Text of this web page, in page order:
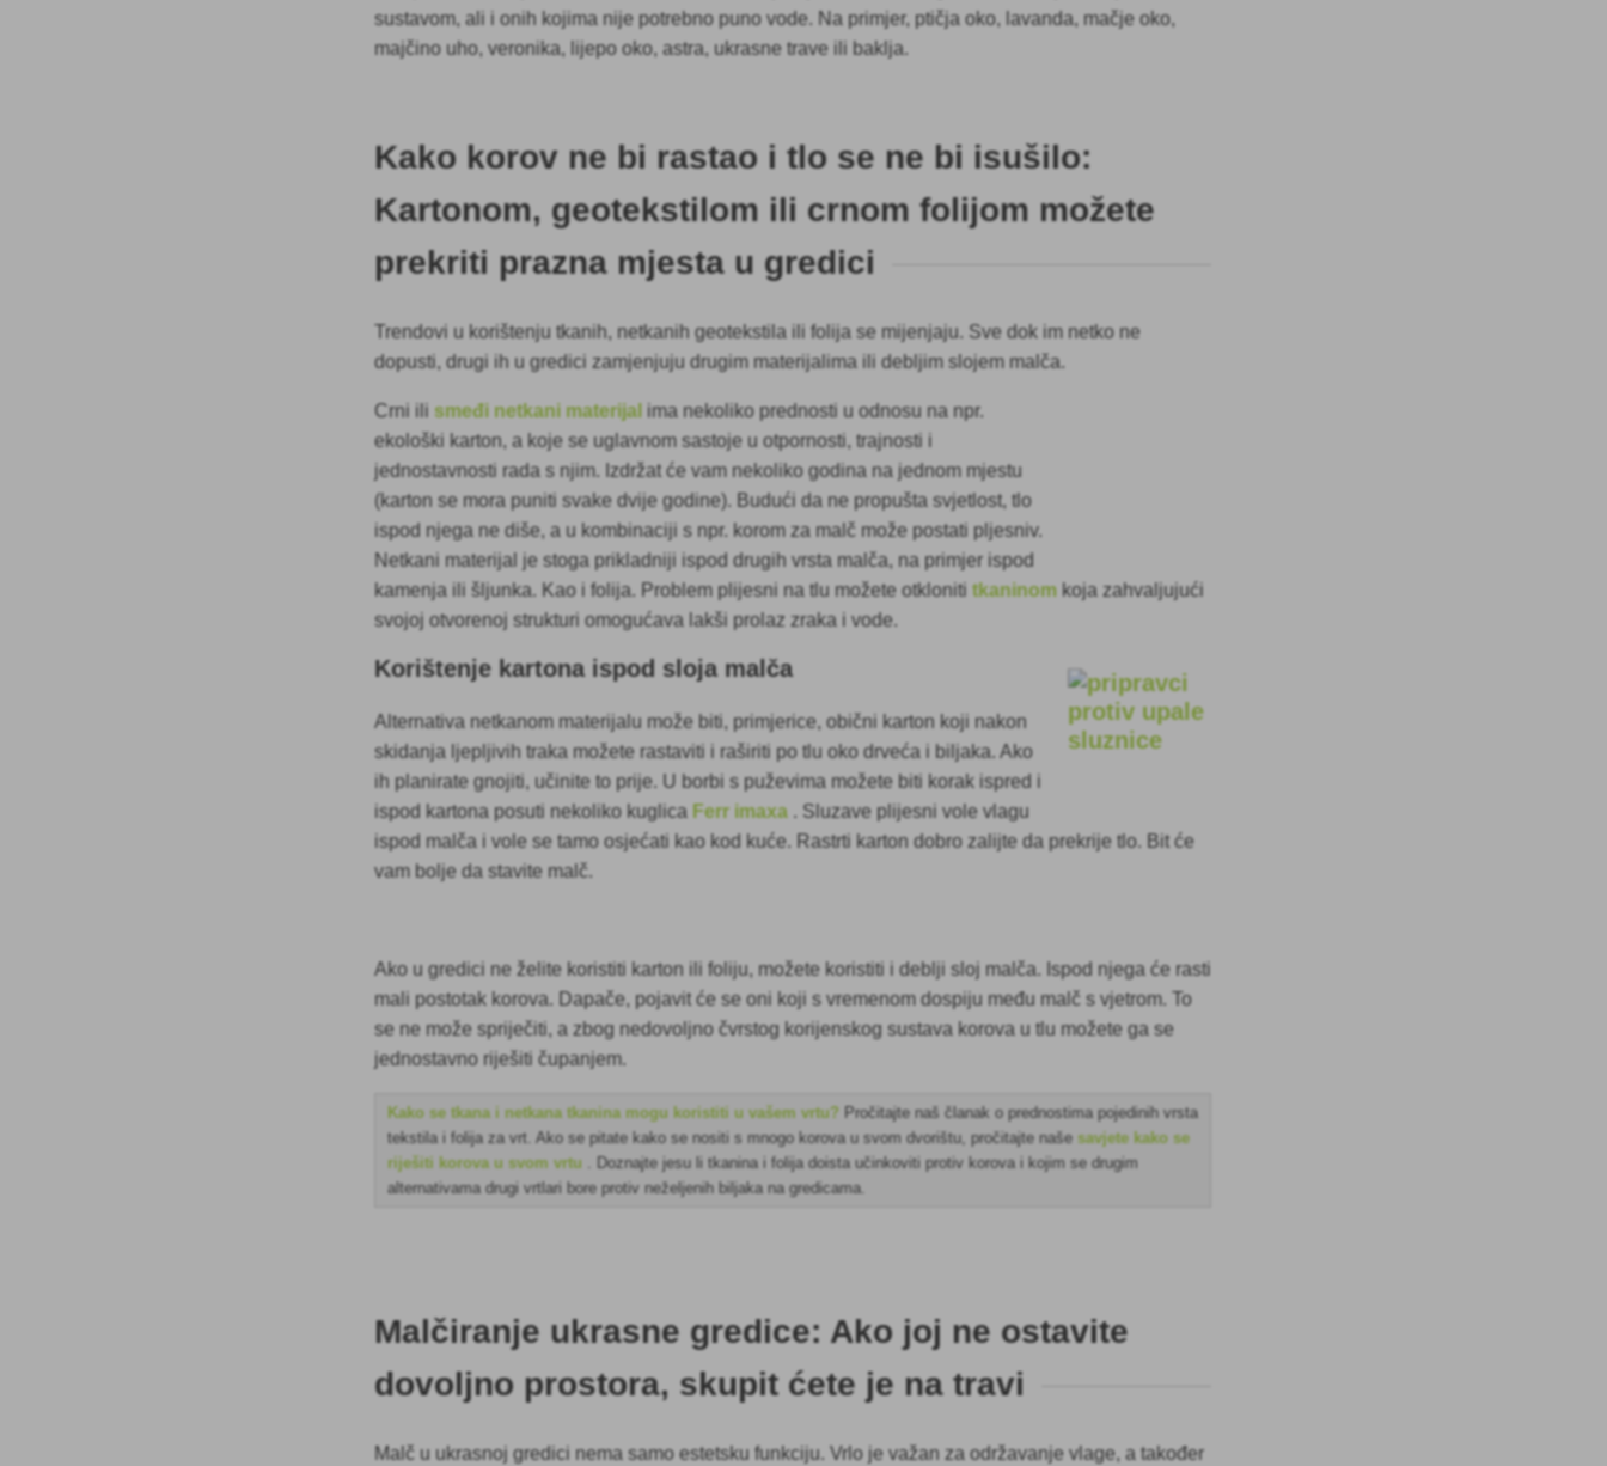
sustavom, ali i onih kojima nije potrebno puno vode. Na primjer, ptičja oko, lavanda, mačje oko,
majčino uho, veronika, lijepo oko, astra, ukrasne trave ili baklja.
Kako korov ne bi rastao i tlo se ne bi isušilo:
Kartonom, geotekstilom ili crnom folijom možete
prekriti prazna mjesta u gredici
Trendovi u korištenju tkanih, netkanih geotekstila ili folija se mijenjaju. Sve dok im netko ne
dopusti, drugi ih u gredici zamjenjuju drugim materijalima ili debljim slojem malča.
Crni ilismeđi netkani materijal ima nekoliko prednosti u odnosu na npr.
ekološki karton, a koje se uglavnom sastoje u otpornosti, trajnosti i
jednostavnosti rada s njim. Izdržat će vam nekoliko godina na jednom mjestu
(karton se mora puniti svake dvije godine). Budući da ne propušta svjetlost, tlo
ispod njega ne diše, a u kombinaciji s npr. korom za malč može postati pljesniv.
Netkani materijal je stoga prikladniji ispod drugih vrsta malča, na primjer ispod
kamenja ili šljunka. Kao i folija. Problem plijesni na tlu možete otklonititkaninom koja zahvaljujući
svojoj otvorenoj strukturi omogućava lakši prolaz zraka i vode.
Korištenje kartona ispod sloja malča
Alternativa netkanom materijalu može biti, primjerice, obični karton koji nakon
skidanja ljepljivih traka možete rastaviti i raširiti po tlu oko drveća i biljaka. Ako
ih planirate gnojiti, učinite to prije. U borbi s puževima možete biti korak ispred i
ispod kartona posuti nekoliko kuglica Ferr imaxa . Sluzave plijesni vole vlagu
ispod malča i vole se tamo osjećati kao kod kuće. Rastrti karton dobro zalijte da prekrije tlo. Bit će
vam bolje da stavite malč.
Ako u gredici ne želite koristiti karton ili foliju, možete koristiti i deblji sloj malča. Ispod njega će rasti
mali postotak korova. Dapače, pojavit će se oni koji s vremenom dospiju među malč s vjetrom. To
se ne može spriječiti, a zbog nedovoljno čvrstog korijenskog sustava korova u tlu možete ga se
jednostavno riješiti čupanjem.
Kako se tkana i netkana tkanina mogu koristiti u vašem vrtu? Pročitajte naš članak o prednostima pojedinih vrsta
tekstila i folija za vrt. Ako se pitate kako se nositi s mnogo korova u svom dvorištu, pročitajte naše savjete kako se
riješiti korova u svom vrtu
. Doznajte jesu li tkanina i folija doista učinkoviti protiv korova i kojim se drugim
alternativama drugi vrtlari bore protiv neželjenih biljaka na gredicama.
Malčiranje ukrasne gredice: Ako joj ne ostavite
dovoljno prostora, skupit ćete je na travi
Malč u ukrasnoj gredici nema samo estetsku funkciju. Vrlo je važan za održavanje vlage, a također